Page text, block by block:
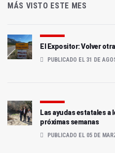
MÁS VISTO ESTE MES
El Expositor: Volver
PUBLICADO EL 31 DE
Las ayudas estatales
próximas semanas
PUBLICADO EL 05 DE